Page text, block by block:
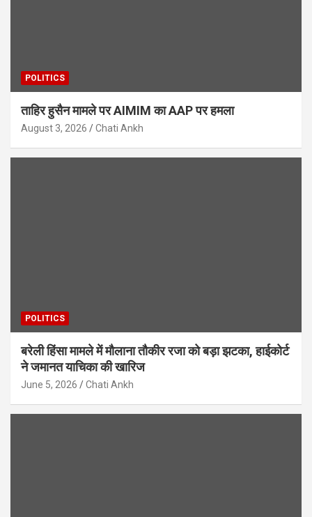
POLITICS
ताहिर हुसैन मामले पर AIMIM का AAP पर हमला
August 3, 2026 Chati Ankh
POLITICS
बरेली हिंसा मामले में मौलाना तौकीर रजा को बड़ा झटका, हाईकोर्ट
ने जमानत याचिका की खारिज
June 5, 2026 Chati Ankh